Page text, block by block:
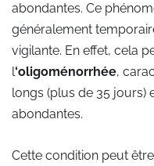
abondantes. Ce
généralement
vigilante. En effet, cela
l‘oligoménorrhée,
longs (plus de 35 jours)
abondantes.
Cette condition peut être